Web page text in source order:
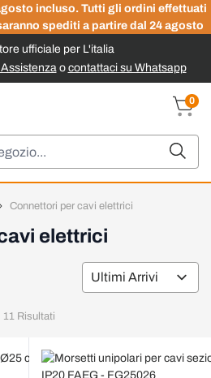
incluso. Tutti gli ordini effettuati
spediti a partire dal 24 agosto
ufficiale per L'italia
o contattaci su Whatsapp
0
Connettori per cavi elettrici
elettrici
11 Risultati